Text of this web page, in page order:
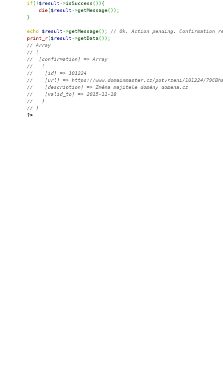
if( ! $result->isSuccess ( ) ) {
die($result->getMessage( ) ) ;
}
echo $result->getMessage( ) ;
// Ok. Action pending. Confirmation
print_r($result->getData( ) ) ;
// Array
// (
//  [confirmation] => Array
//   (
//    [id] => 101224
//    [url] => https://www.domainmaster.cz/potvrzeni/101224/
//    [description] => Změna majitele domény domena.cz
//    [valid_to] => 2015-11-18
//   )
// )
?>